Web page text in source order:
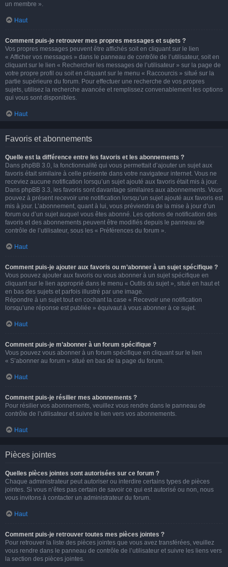
un membre ».
Haut
Comment puis-je retrouver mes propres messages et sujets ?
Vos propres messages peuvent être affichés soit en cliquant sur le lien
« Afficher vos messages » dans le panneau de contrôle de l’utilisateur, soit en
cliquant sur le lien « Rechercher les messages de l’utilisateur » sur la page de
votre propre profil ou soit en cliquant sur le menu « Raccourcis » situé sur la
partie supérieure du forum. Pour effectuer une recherche de vos propres
sujets, utilisez la recherche avancée et remplissez convenablement les options
qui vous sont disponibles.
Haut
Favoris et abonnements
Quelle est la différence entre les favoris et les abonnements ?
Dans phpBB 3.0, la fonctionnalité qui vous permettait d’ajouter un sujet aux
favoris était similaire à celle présente dans votre navigateur internet. Vous ne
receviez aucune notification lorsqu’un sujet ajouté aux favoris était mis à jour.
Dans phpBB 3.3, les favoris sont davantage similaires aux abonnements. Vous
pouvez à présent recevoir une notification lorsqu’un sujet ajouté aux favoris est
mis à jour. L’abonnement, quant à lui, vous préviendra de la mise à jour d’un
forum ou d’un sujet auquel vous êtes abonné. Les options de notification des
favoris et des abonnements peuvent être modifiés depuis le panneau de
contrôle de l’utilisateur, sous les « Préférences du forum ».
Haut
Comment puis-je ajouter aux favoris ou m’abonner à un sujet spécifique ?
Vous pouvez ajouter aux favoris ou vous abonner à un sujet spécifique en
cliquant sur le lien approprié dans le menu « Outils du sujet », situé en haut et
en bas des sujets et parfois illustré par une image.
Répondre à un sujet tout en cochant la case « Recevoir une notification
lorsqu’une réponse est publiée » équivaut à vous abonner à ce sujet.
Haut
Comment puis-je m’abonner à un forum spécifique ?
Vous pouvez vous abonner à un forum spécifique en cliquant sur le lien
« S’abonner au forum » situé en bas de la page du forum.
Haut
Comment puis-je résilier mes abonnements ?
Pour résilier vos abonnements, veuillez vous rendre dans le panneau de
contrôle de l’utilisateur et suivre le lien vers vos abonnements.
Haut
Pièces jointes
Quelles pièces jointes sont autorisées sur ce forum ?
Chaque administrateur peut autoriser ou interdire certains types de pièces
jointes. Si vous n’êtes pas certain de savoir ce qui est autorisé ou non, nous
vous invitons à contacter un administrateur du forum.
Haut
Comment puis-je retrouver toutes mes pièces jointes ?
Pour retrouver la liste des pièces jointes que vous avez transférées, veuillez
vous rendre dans le panneau de contrôle de l’utilisateur et suivre les liens vers
la section des pièces jointes.